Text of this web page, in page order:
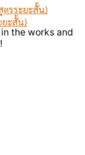
ตรระยะสั้น)
ะสั้น)
the works and